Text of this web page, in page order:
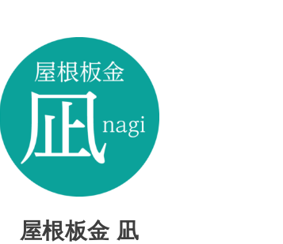
屋根板金 凪